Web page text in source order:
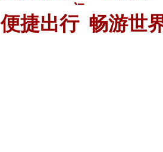
门
便捷出行 畅游世